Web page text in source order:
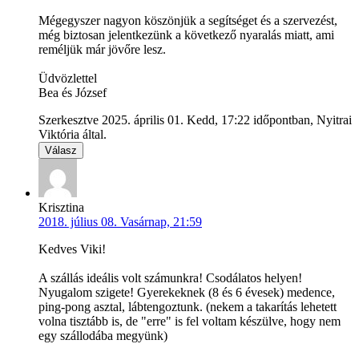
Mégegyszer nagyon köszönjük a segítséget és a szervezést,
még biztosan jelentkezünk a következő nyaralás miatt, ami
reméljük már jövőre lesz.
Üdvözlettel
Bea és József
Szerkesztve 2025. április 01. Kedd, 17:22 időpontban, Nyitrai
Viktória által.
Válasz
Krisztina
2018. július 08. Vasárnap, 21:59
Kedves Viki!
A szállás ideális volt számunkra! Csodálatos helyen!
Nyugalom szigete! Gyerekeknek (8 és 6 évesek) medence,
ping-pong asztal, lábtengoztunk. (nekem a takarítás lehetett
volna tisztább is, de "erre" is fel voltam készülve, hogy nem
egy szállodába megyünk)